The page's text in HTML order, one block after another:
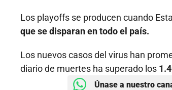
Los playoffs se producen cuando
que se disparan en todo el país.
Los nuevos casos del virus han
diario de muertes ha superado los
Únase a nuestro